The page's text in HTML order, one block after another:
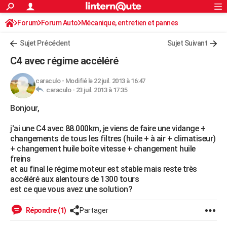
ACTUALITÉS
Politique
Société
Faits Divers
Education
Monde
Villes
+
FINANCE
Retraite
Impôts
Epargne
Immobilier
Risques naturels par ville
Banque
Assurance
Crédit
AUTO
Essais
Réserver un essai
Citadines
Berlines
SUV
Forum auto
+HIGH-TECH
Mobiles
Meilleur smartphone
Internet
Ordinateurs
Jeux vidéo
Guide high-tech
+BRICOLAGE
Forum
Aménagement intérieur
Extérieur
Cuisine
Salle de bains
Jardinage
Rangement
WEEK-END
Guides de France
Escapades
Patrimoine
Expositions
Musées
Week-end nature
LIFESTYLE
Art de vivre
Modes de vie
Alimentation
Guide de la santé
Maladies
Médicaments
Sommeil
Rechercher
S'inscrire
Connexion
Forum Forum Auto Mécanique, entretien et pannes
Sujet Précédent Sujet Suivant
C4 avec régime accéléré
caraculo- Modifié le 22 juil. 2013 à 16:47
caraculo - 23 juil. 2013 à 17:35
Bonjour,
j'ai une C4 avec 88.000km, je viens de faire une vidange +
changements de tous les filtres (huile + à air + climatiseur)
+ changement huile boîte vitesse + changement huile
freins
et au final le régime moteur est stable mais reste très
accéléré aux alentours de 1300 tours
est ce que vous avez une solution?
Répondre (1) Partager